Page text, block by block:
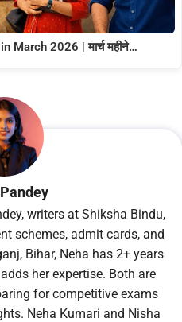
March 2026 | मार्च महीने…
writers at Shiksha Bindu,
schemes, admit cards, and
Bihar, Neha has 2+ years
her expertise. Both are
for competitive exams
Neha Kumari and Nisha